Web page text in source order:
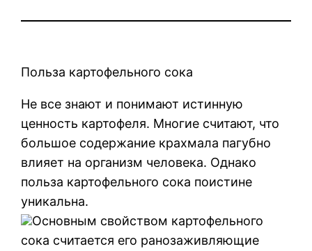
Польза картофельного сока
Не все знают и понимают истинную
ценность картофеля. Многие считают, что
большое содержание крахмала пагубно
влияет на организм человека. Однако
польза картофельного сока поистине
уникальна.
Основным свойством картофельного
сока считается его ранозаживляющие